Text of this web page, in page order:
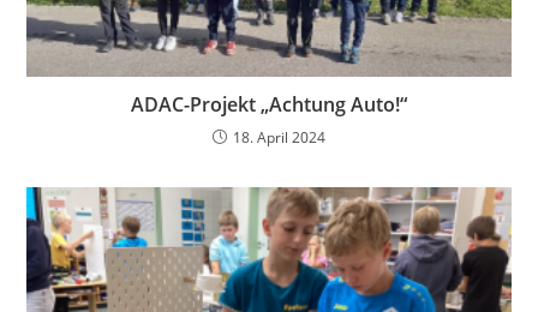
ADAC-Projekt „Achtung Auto!“
18. April 2024